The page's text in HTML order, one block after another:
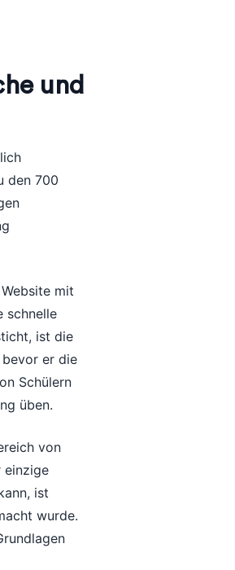
und
den 700
mit
schnelle
ist die
er die
Schülern
üben.
von
einzige
ist
wurde.